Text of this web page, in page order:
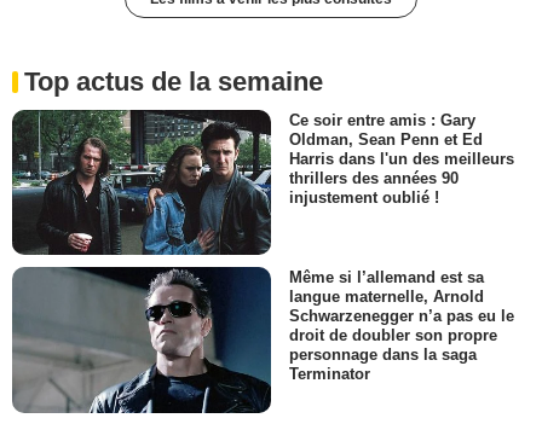
Top actus de la semaine
Ce soir entre amis : Gary
Oldman, Sean Penn et Ed
Harris dans l'un des meilleurs
thrillers des années 90
injustement oublié !
Même si l’allemand est sa
langue maternelle, Arnold
Schwarzenegger n’a pas eu le
droit de doubler son propre
personnage dans la saga
Terminator